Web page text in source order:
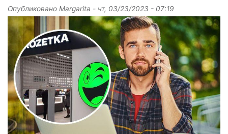
Опубликовано Margarita - чт, 03/23/2023 - 07:19